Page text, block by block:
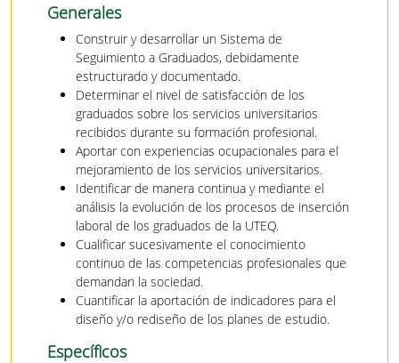
Generales
Construir y desarrollar un Sistema de
Seguimiento a Graduados, debidamente
estructurado y documentado.
Determinar el nivel de satisfacción de los
graduados sobre los servicios universitarios
recibidos durante su formación profesional.
Aportar con experiencias ocupacionales para el
mejoramiento de los servicios universitarios.
Identificar de manera continua y mediante el
análisis la evolución de los procesos de inserción
laboral de los graduados de la UTEQ.
Cualificar sucesivamente el conocimiento
continuo de las competencias profesionales que
demandan la sociedad.
Cuantificar la aportación de indicadores para el
diseño y/o rediseño de los planes de estudio.
Específicos